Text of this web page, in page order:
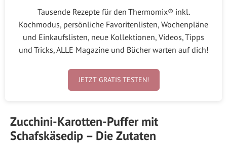
Tausende Rezepte für den Thermomix® inkl.
Kochmodus, persönliche Favoritenlisten, Wochenpläne
und Einkaufslisten, neue Kollektionen, Videos, Tipps
und Tricks, ALLE Magazine und Bücher warten auf dich!
JETZT GRATIS TESTEN!
Zucchini-Karotten-Puffer mit
Schafskäsedip – Die Zutaten